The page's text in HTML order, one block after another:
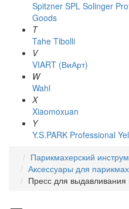
Spitzner SPL Solinger
Goods
T
Tahe Tibolli
V
VIART (ВиАрт)
W
Wahl
X
Xiaomoxuan
Y
Y.S.PARK Professional
Парикмахерский
Аксессуары для
Пресс для выдавливания